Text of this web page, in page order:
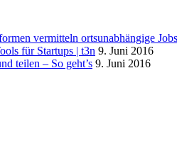
vermitteln ortsunabhängige Jobs
für Startups | t3n 9. Juni 2016
teilen – So geht’s 9. Juni 2016